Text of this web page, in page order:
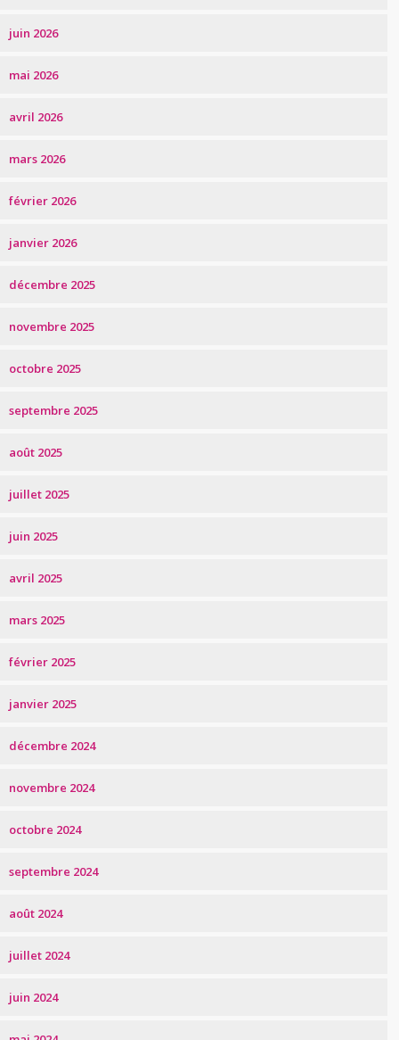
juin 2026
mai 2026
avril 2026
mars 2026
février 2026
janvier 2026
décembre 2025
novembre 2025
octobre 2025
septembre 2025
août 2025
juillet 2025
juin 2025
avril 2025
mars 2025
février 2025
janvier 2025
décembre 2024
novembre 2024
octobre 2024
septembre 2024
août 2024
juillet 2024
juin 2024